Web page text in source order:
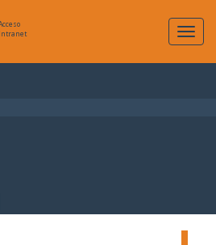
Intranet